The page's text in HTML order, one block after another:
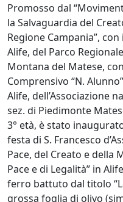
Promosso dal
la Salvaguardia del
Regione Campania”,
Alife, del Parco
Montana del Matese,
Comprensivo “N.
Alife, dell’Associazione
sez. di Piedimonte
3° età, è stato
festa di S. Francesco
Pace, del Creato e della
Pace e di Legalità” in
ferro battuto dal titolo
grossa foglia di olivo